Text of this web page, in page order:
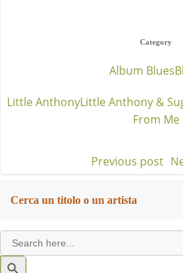
Category
Album Blues
Little AnthonyLittle Anthony &
From Me
Post
navigation
Previous post
Cerca un titolo o un artista
Search
for:
Search